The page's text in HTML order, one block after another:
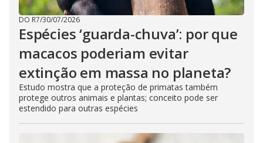
DO R7/30/07/2026
Espécies ‘guarda-chuva’: por que
macacos poderiam evitar
extinção em massa no planeta?
Estudo mostra que a proteção de primatas também
protege outros animais e plantas; conceito pode ser
estendido para outras espécies